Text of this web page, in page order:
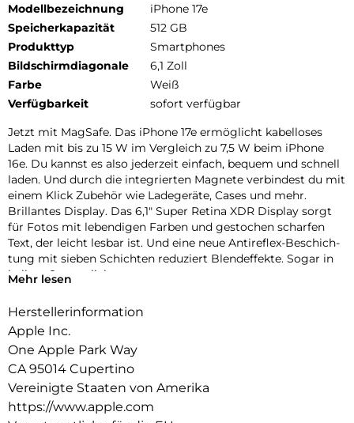
Modellbezeichnung
iPhone 17e
Speicherkapazität
512 GB
Produkttyp
Smartphones
Bildschirmdiagonale
6,1 Zoll
Farbe
Weiß
Verfügbarkeit
sofort verfügbar
Jetzt mit MagSafe. Das iPhone 17e ermög­licht kabel­loses
Laden mit bis zu 15 W im Vergleich zu 7,5 W beim iPhone
16e. Du kannst es also jeder­zeit ein­fach, bequem und schnell
laden. Und durch die inte­grierten Magnete ver­bindest du mit
einem Klick Zubehör wie Lade­geräte, Cases und mehr.
Brillantes Dis­play. Das 6,1″ Super Retina XDR Dis­play sorgt
für Fotos mit leben­digen Farben und ge­stochen scharfen
Text, der leicht lesbar ist. Und eine neue Antireflex-Beschich­
tung mit sieben Schichten redu­ziert Blend­effekte. Sogar in
hellem Sonnen­licht.
sperren, dich bei Apps anmelden und bezahlen − mit nur
ctiontaste. Die Abkürzung zu deinem Lieblings­feature. Wenn
du die Actiontaste lange drückst, kannst du alles Mögliche
machen – aktiviere den Stummmodus, Über­setzung, visuelle
Intelligenz und mehr.
Farben. Das iPhone 17e kommt in drei tollen Farben. Wähle
zwi­schen zeitlosem Schwarz, Weiß oder dem neuen zarten
Mehr lesen
Herstellerinformation
Apple Inc.
One Apple Park Way
CA 95014 Cupertino
Vereinigte Staaten von Amerika
https://www.apple.com